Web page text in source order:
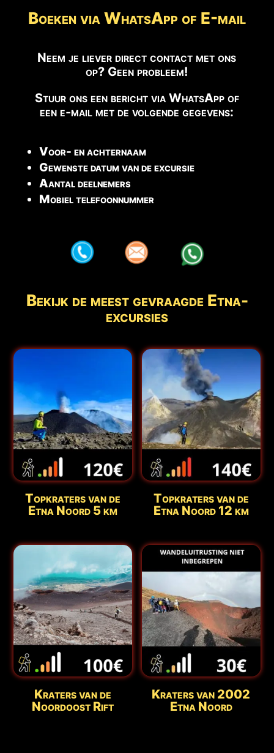
Boeken via WhatsApp of E-mail
Neem je liever direct contact met ons
op? Geen probleem!
Stuur ons een bericht via WhatsApp of
een e-mail met de volgende gegevens:
Voor- en achternaam
Gewenste datum van de excursie
Aantal deelnemers
Mobiel telefoonnummer
aaa aaa aaa
Bekijk de meest gevraagde Etna-
excursies
Topkraters van de
Etna Noord 5 km
Topkraters van de
Etna Noord 12 km
Kraters van de
Noordoost Rift
Kraters van 2002
Etna Noord